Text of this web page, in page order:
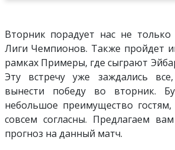
Вторник порадует нас не
Лиги Чемпионов. Также пройдет
рамках Примеры, где сыграют
Эту встречу уже заждались
вынести победу во вторник.
небольшое преимущество
совсем согласны. Предлагаем
прогноз на данный матч.